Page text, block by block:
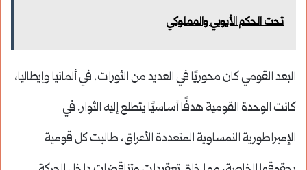
تحت الحكم الأيوبي والمملوكي
البعد القومي كان محوريًا في العديد من الثورات. في ألمانيا وإيطاليا،
كانت الوحدة القومية هدفًا أساسيًا يتطلع إليه الثوار. في
الإمبراطورية النمساوية المتعددة الأعراق، طالبت كل قومية